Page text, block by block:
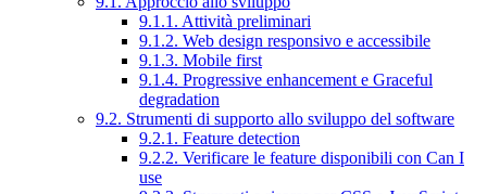
9.1.1. Attività preliminari
9.1.2. Web design responsivo e accessibile
9.1.3. Mobile first
9.1.4. Progressive enhancement e Graceful
degradation
9.2. Strumenti di supporto allo sviluppo del software
9.2.1. Feature detection
9.2.2. Verificare le feature disponibili con Can I
use